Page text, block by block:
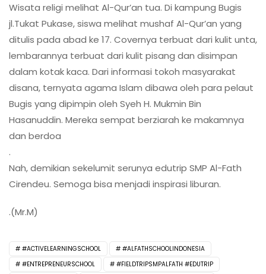
Wisata religi melihat Al-Qur’an tua. Di kampung Bugis
jl.Tukat Pukase, siswa melihat mushaf Al-Qur’an yang
ditulis pada abad ke 17. Covernya terbuat dari kulit unta,
lembarannya terbuat dari kulit pisang dan disimpan
dalam kotak kaca. Dari informasi tokoh masyarakat
disana, ternyata agama Islam dibawa oleh para pelaut
Bugis yang dipimpin oleh Syeh H. Mukmin Bin
Hasanuddin. Mereka sempat berziarah ke makamnya
dan berdoa
.
Nah, demikian sekelumit serunya edutrip SMP Al-Fath
Cirendeu. Semoga bisa menjadi inspirasi liburan.
.(Mr.M)
#ACTIVELEARNINGSCHOOL
#ALFATHSCHOOLINDONESIA
#ENTREPRENEURSCHOOL
#FIELDTRIPSMPALFATH #EDUTRIP